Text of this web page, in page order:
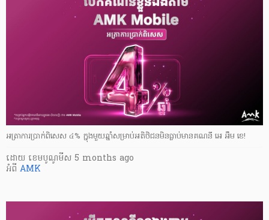
អត្រាការប្រាក់ពិសេស ៤% ក្នុងមួយឆ្នាំសម្រាប់អតិថិជនមិនធ្លាប់មានគណនី អេ អឹម ខេ!
ដោយ ​ ខេមបូណូមីស 5 months ago
អំពី AMK